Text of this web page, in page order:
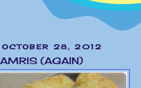
OCTOBER 28, 2012
(AGAIN)